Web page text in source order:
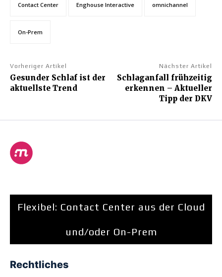
Contact Center Enghouse Interactive omnichannel
On-Prem
Vorheriger Artikel
Gesunder Schlaf ist der
aktuellste Trend
Nächster Artikel
Schlaganfall frühzeitig
erkennen – Aktueller
Tipp der DKV
Flexibel: Contact Center aus der Cloud
und/oder On-Prem
Rechtliches